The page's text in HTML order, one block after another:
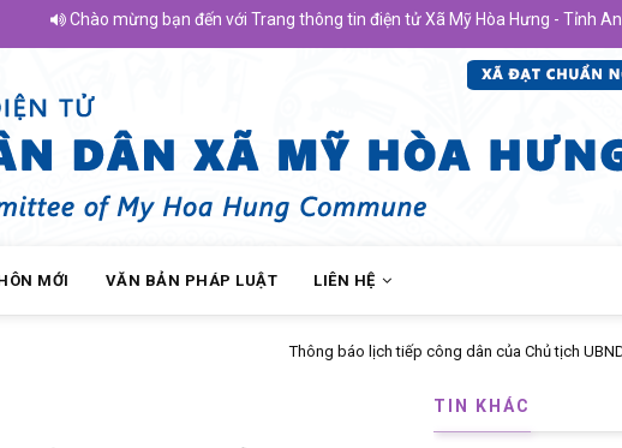
Chào mừng bạn đến với Trang thông tin điện tử Xã Mỹ Hòa Hưng - Tỉnh An Giang
MỚI VĂN BẢN PHÁP LUẬT LIÊN HỆ
UBND xã Mỹ Hòa Hưng tháng 04 năm 2026
TIN KHÁC